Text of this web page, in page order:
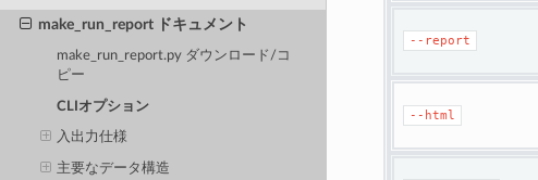
make_run_report ドキュメント
make_run_report.py ダウンロード/コ
ピー
CLIオプション
入出力仕様
主要なデータ構造
--report
--html